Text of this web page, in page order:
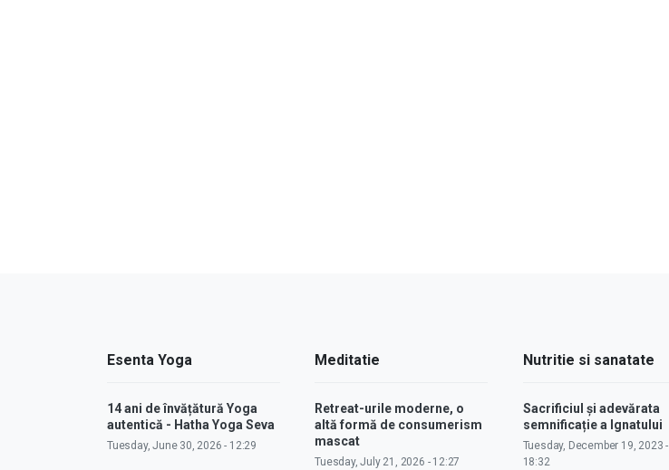
Esenta Yoga
14 ani de învățătură Yoga
autentică - Hatha Yoga Seva
Tuesday, June 30, 2026 - 12:29
Meditatie
Retreat-urile moderne, o
altă formă de consumerism
mascat
Tuesday, July 21, 2026 - 12:27
Nutritie si sanatate
Sacrificiul și adevărata
semnificație a Ignatului
Tuesday, December 19, 2023 -
18:32